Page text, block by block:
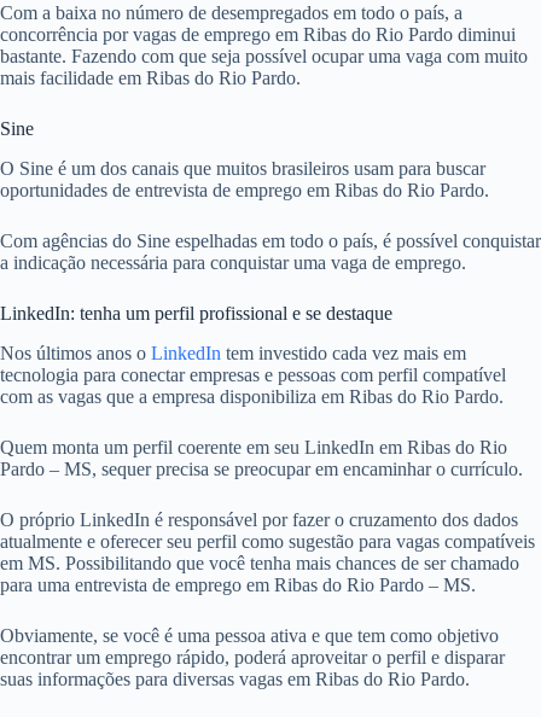
Com a baixa no número de desempregados em todo o país, a
concorrência por vagas de emprego em Ribas do Rio Pardo diminui
bastante. Fazendo com que seja possível ocupar uma vaga com muito
mais facilidade em Ribas do Rio Pardo.
Sine
O Sine é um dos canais que muitos brasileiros usam para buscar
oportunidades de entrevista de emprego em Ribas do Rio Pardo.
Com agências do Sine espelhadas em todo o país, é possível conquistar
a indicação necessária para conquistar uma vaga de emprego.
LinkedIn: tenha um perfil profissional e se destaque
Nos últimos anos o LinkedIn tem investido cada vez mais em
tecnologia para conectar empresas e pessoas com perfil compatível
com as vagas que a empresa disponibiliza em Ribas do Rio Pardo.
Quem monta um perfil coerente em seu LinkedIn em Ribas do Rio
Pardo – MS, sequer precisa se preocupar em encaminhar o currículo.
O próprio LinkedIn é responsável por fazer o cruzamento dos dados
atualmente e oferecer seu perfil como sugestão para vagas compatíveis
em MS. Possibilitando que você tenha mais chances de ser chamado
para uma entrevista de emprego em Ribas do Rio Pardo – MS.
Obviamente, se você é uma pessoa ativa e que tem como objetivo
encontrar um emprego rápido, poderá aproveitar o perfil e disparar
suas informações para diversas vagas em Ribas do Rio Pardo.